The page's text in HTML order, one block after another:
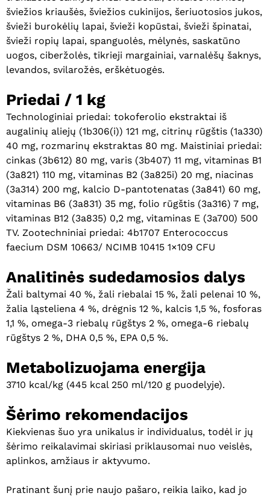
Krepšelyje nėra produktų.
Eiti Į Parduotuvę
šviežios kriaušės, šviežios cukinijos, šeriuotosios jukos,
švieži burokėlių lapai, švieži kopūstai, švieži špinatai,
švieži ropių lapai, spanguolės, mėlynės, saskatūno
uogos, ciberžolės, tikrieji margainiai, varnalėšų šaknys,
levandos, svilarožės, erškėtuogės.
Priedai / 1 kg
Technologiniai priedai: tokoferolio ekstraktai iš
augalinių aliejų (1b306(i)) 121 mg, citrinų rūgštis (1a330)
40 mg, rozmarinų ekstraktas 80 mg. Maistiniai priedai:
cinkas (3b612) 80 mg, varis (3b407) 11 mg, vitaminas B1
(3a821) 110 mg, vitaminas B2 (3a825i) 20 mg, niacinas
(3a314) 200 mg, kalcio D-pantotenatas (3a841) 60 mg,
vitaminas B6 (3a831) 35 mg, folio rūgštis (3a316) 7 mg,
vitaminas B12 (3a835) 0,2 mg, vitaminas E (3a700) 500
TV. Zootechniniai priedai: 4b1707 Enterococcus
faecium DSM 10663/ NCIMB 10415 1×109 CFU
Analitinės sudedamosios dalys
Žali baltymai 40 %, žali riebalai 15 %, žali pelenai 10 %,
žalia ląsteliena 4 %, drėgnis 12 %, kalcis 1,5 %, fosforas
1,1 %, omega-3 riebalų rūgštys 2 %, omega-6 riebalų
rūgštys 2 %, DHA 0,5 %, EPA 0,5 %.
Metabolizuojama energija
3710 kcal/kg (445 kcal 250 ml/120 g puodelyje).
Šėrimo rekomendacijos
Kiekvienas šuo yra unikalus ir individualus, todėl ir jų
šėrimo reikalavimai skiriasi priklausomai nuo veislės,
aplinkos, amžiaus ir aktyvumo.
Pratinant šunį prie naujo pašaro, reikia laiko, kad jo